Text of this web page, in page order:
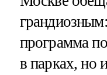
программа
в парках, но